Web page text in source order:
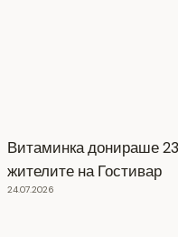
Витаминка донираше
жителите на Гостивар
24.07.2026